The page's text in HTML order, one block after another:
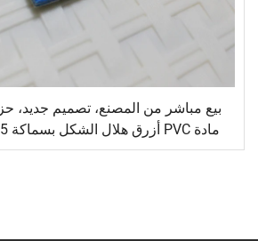
بيع مباشر من المصنع، تصميم جديد،
مناسبات في